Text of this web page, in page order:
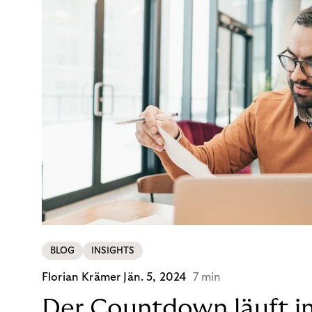
BLOG INSIGHTS
Florian Krämer Jän. 5, 2024 7 min